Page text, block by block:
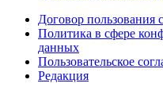
Договор пользования
Политика в сфере
данных
Пользовательское
Редакция